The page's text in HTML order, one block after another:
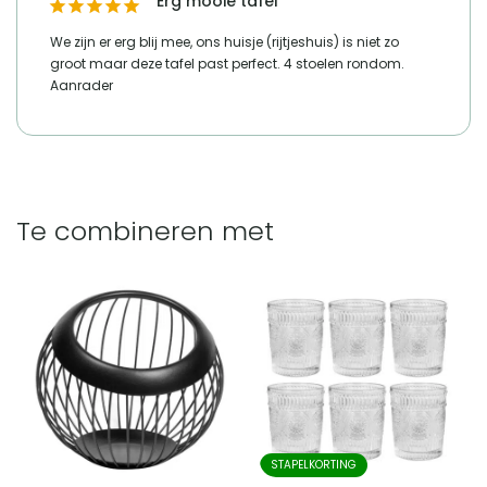
We zijn er erg blij mee, ons huisje (rijtjeshuis) is niet zo
groot maar deze tafel past perfect. 4 stoelen rondom.
Te combineren met
STAPELKORTING